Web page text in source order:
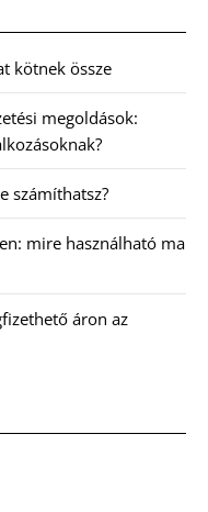
kötnek össze
megoldások:
számíthatsz?
mire használható ma
áron az